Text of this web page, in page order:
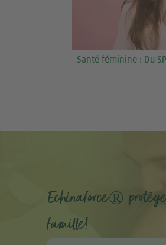
Santé féminine : Du
Echinaforce®
famille!